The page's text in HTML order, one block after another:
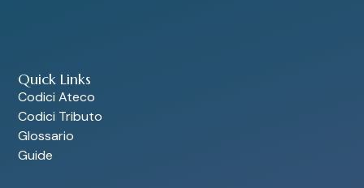
Quick Links
Codici Ateco
Codici Tributo
Glossario
Guide